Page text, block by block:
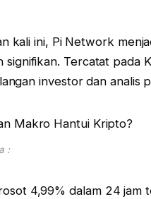
kali ini, Pi Network
Tercatat pada
investor dan analis
:
4,99% dalam 24 jam